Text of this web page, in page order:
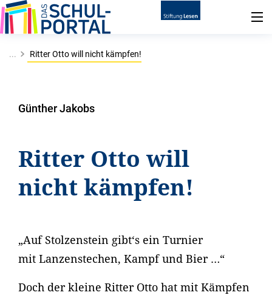
... Ritter Otto will nicht kämpfen!
Günther Jakobs
Ritter Otto will
nicht kämpfen!
„Auf Stolzenstein gibt‘s ein Turnier
mit Lanzenstechen, Kampf und Bier …“
Doch der kleine Ritter Otto hat mit Kämpfen